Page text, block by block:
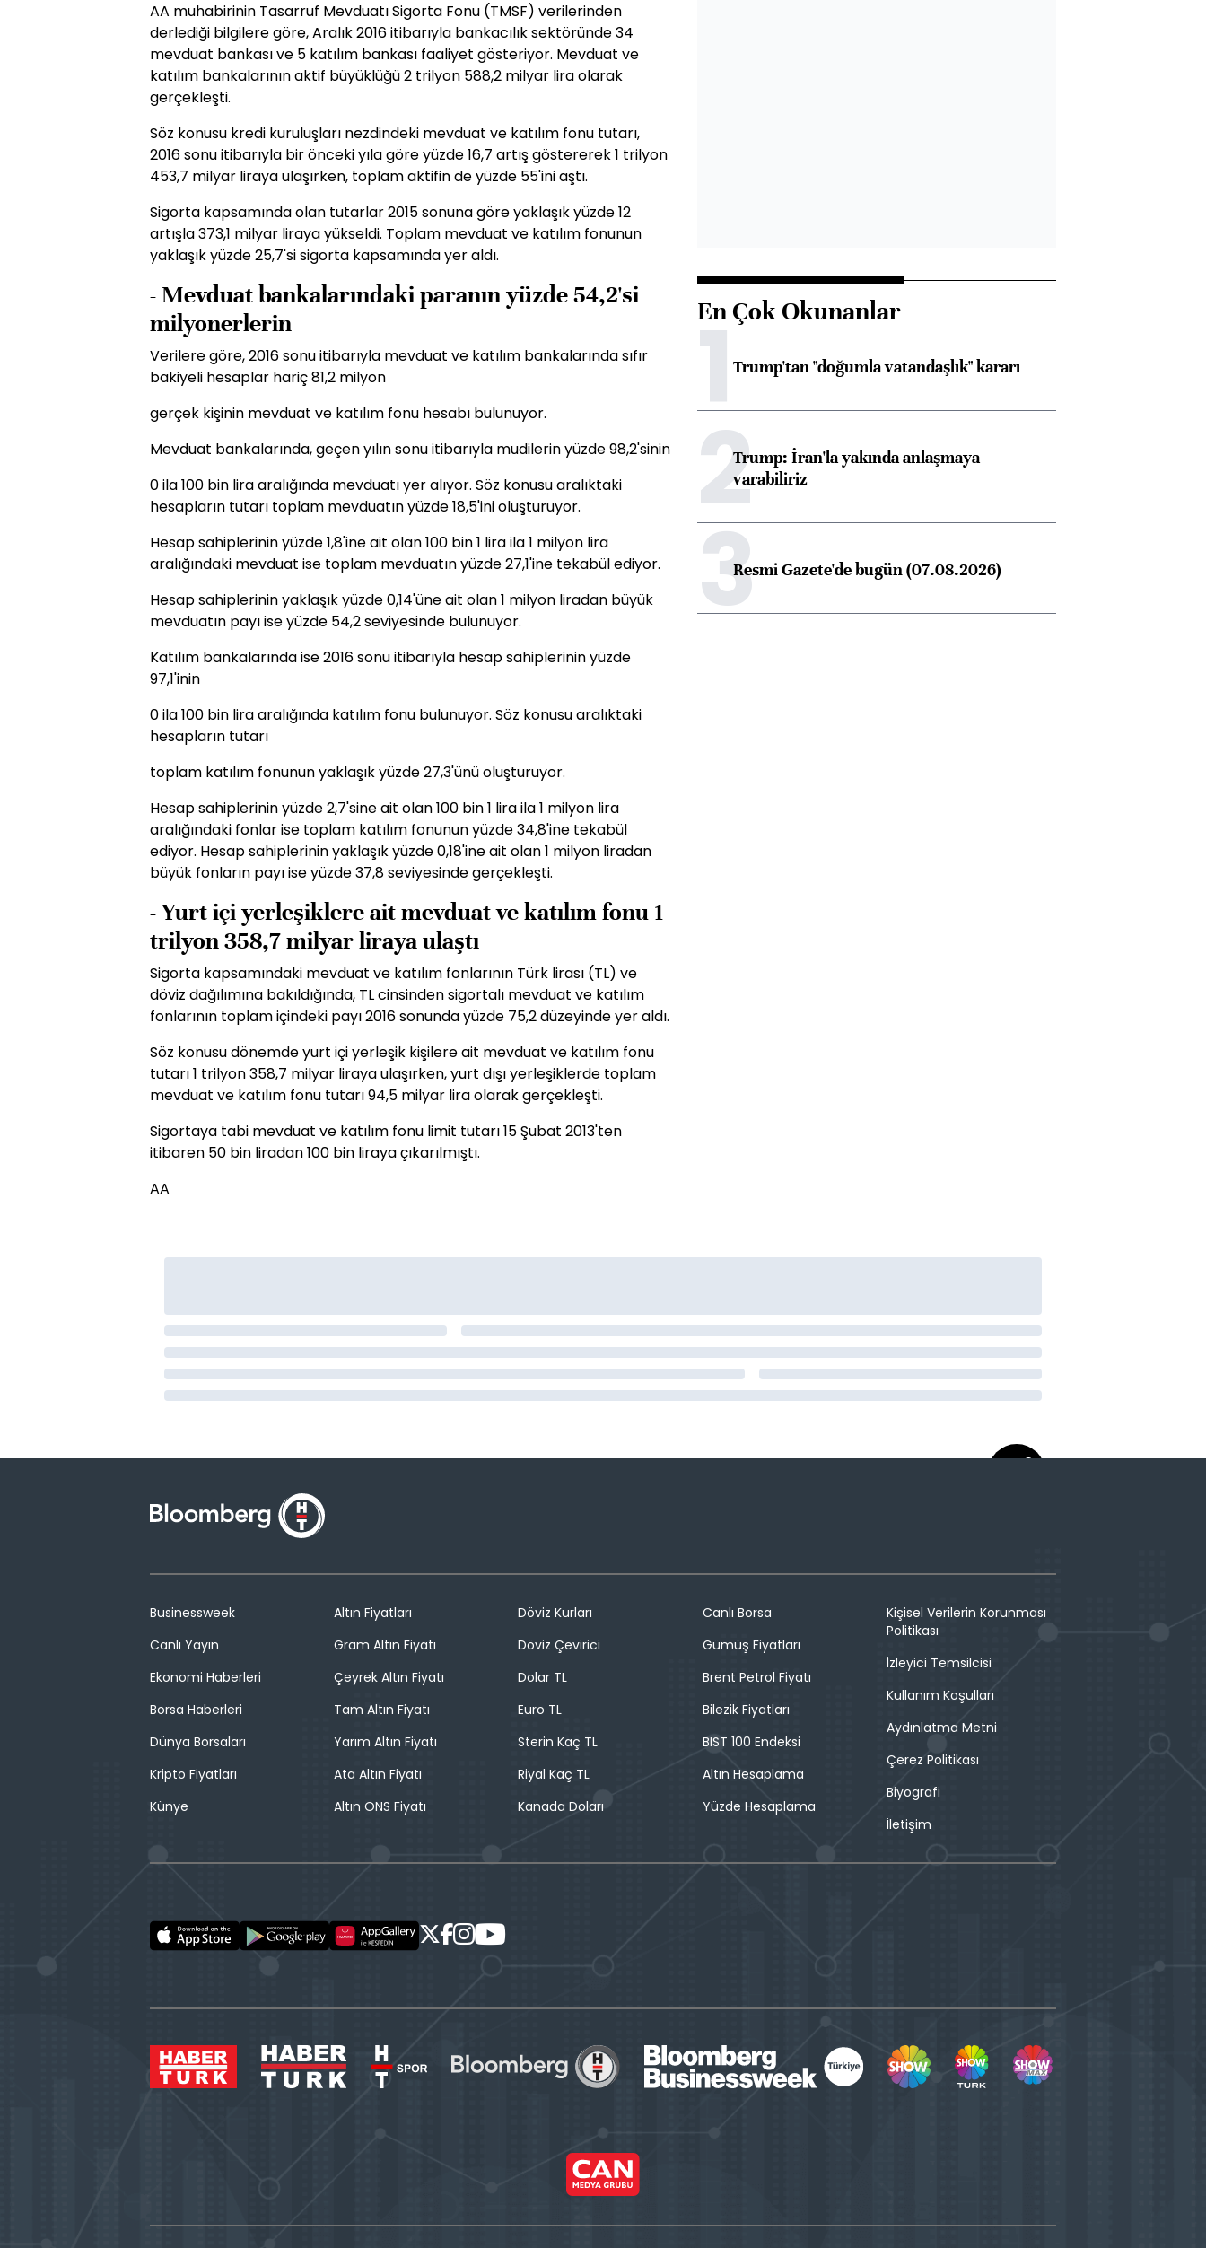
AA muhabirinin Tasarruf Mevduatı Sigorta Fonu (TMSF) verilerinden
derlediği bilgilere göre, Aralık 2016 itibarıyla bankacılık sektöründe 34
mevduat bankası ve 5 katılım bankası faaliyet gösteriyor. Mevduat ve
katılım bankalarının aktif büyüklüğü 2 trilyon 588,2 milyar lira olarak
gerçekleşti.
Söz konusu kredi kuruluşları nezdindeki mevduat ve katılım fonu tutarı,
2016 sonu itibarıyla bir önceki yıla göre yüzde 16,7 artış göstererek 1 trilyon
453,7 milyar liraya ulaşırken, toplam aktifin de yüzde 55'ini aştı.
Sigorta kapsamında olan tutarlar 2015 sonuna göre yaklaşık yüzde 12
artışla 373,1 milyar liraya yükseldi. Toplam mevduat ve katılım fonunun
yaklaşık yüzde 25,7'si sigorta kapsamında yer aldı.
- Mevduat bankalarındaki paranın yüzde 54,2'si
milyonerlerin
Verilere göre, 2016 sonu itibarıyla mevduat ve katılım bankalarında sıfır
bakiyeli hesaplar hariç 81,2 milyon
gerçek kişinin mevduat ve katılım fonu hesabı bulunuyor.
Mevduat bankalarında, geçen yılın sonu itibarıyla mudilerin yüzde 98,2'sinin
0 ila 100 bin lira aralığında mevduatı yer alıyor. Söz konusu aralıktaki
hesapların tutarı toplam mevduatın yüzde 18,5'ini oluşturuyor.
Hesap sahiplerinin yüzde 1,8'ine ait olan 100 bin 1 lira ila 1 milyon lira
aralığındaki mevduat ise toplam mevduatın yüzde 27,1'ine tekabül ediyor.
Hesap sahiplerinin yaklaşık yüzde 0,14'üne ait olan 1 milyon liradan büyük
mevduatın payı ise yüzde 54,2 seviyesinde bulunuyor.
Katılım bankalarında ise 2016 sonu itibarıyla hesap sahiplerinin yüzde
97,1'inin
0 ila 100 bin lira aralığında katılım fonu bulunuyor. Söz konusu aralıktaki
hesapların tutarı
toplam katılım fonunun yaklaşık yüzde 27,3'ünü oluşturuyor.
Hesap sahiplerinin yüzde 2,7'sine ait olan 100 bin 1 lira ila 1 milyon lira
aralığındaki fonlar ise toplam katılım fonunun yüzde 34,8'ine tekabül
ediyor. Hesap sahiplerinin yaklaşık yüzde 0,18'ine ait olan 1 milyon liradan
büyük fonların payı ise yüzde 37,8 seviyesinde gerçekleşti.
- Yurt içi yerleşiklere ait mevduat ve katılım fonu 1
trilyon 358,7 milyar liraya ulaştı
Sigorta kapsamındaki mevduat ve katılım fonlarının Türk lirası (TL) ve
döviz dağılımına bakıldığında, TL cinsinden sigortalı mevduat ve katılım
fonlarının toplam içindeki payı 2016 sonunda yüzde 75,2 düzeyinde yer aldı.
Söz konusu dönemde yurt içi yerleşik kişilere ait mevduat ve katılım fonu
tutarı 1 trilyon 358,7 milyar liraya ulaşırken, yurt dışı yerleşiklerde toplam
mevduat ve katılım fonu tutarı 94,5 milyar lira olarak gerçekleşti.
Sigortaya tabi mevduat ve katılım fonu limit tutarı 15 Şubat 2013'ten
itibaren 50 bin liradan 100 bin liraya çıkarılmıştı.
AA
En Çok Okunanlar
1Trump'tan "doğumla vatandaşlık" kararı
2Trump: İran'la yakında anlaşmaya
varabiliriz
3Resmi Gazete'de bugün (07.08.2026)
Businessweek
Canlı Yayın
Ekonomi Haberleri
Borsa Haberleri
Dünya Borsaları
Kripto Fiyatları
Künye
Altın Fiyatları
Gram Altın Fiyatı
Çeyrek Altın Fiyatı
Tam Altın Fiyatı
Yarım Altın Fiyatı
Ata Altın Fiyatı
Altın ONS Fiyatı
Döviz Kurları
Döviz Çevirici
Dolar TL
Euro TL
Sterin Kaç TL
Riyal Kaç TL
Kanada Doları
Canlı Borsa
Gümüş Fiyatları
Brent Petrol Fiyatı
Bilezik Fiyatları
BIST 100 Endeksi
Altın Hesaplama
Yüzde Hesaplama
Kişisel Verilerin Korunması
Politikası
İzleyici Temsilcisi
Kullanım Koşulları
Aydınlatma Metni
Çerez Politikası
Biyografi
İletişim